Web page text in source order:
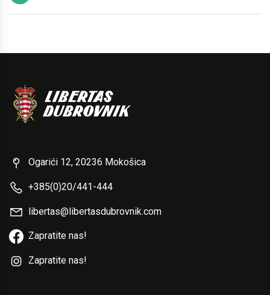
Ogarići 12, 20236 Mokošica
+385(0)20/441-444
libertas@libertasdubrovnik.com
Zapratite nas!
Zapratite nas!